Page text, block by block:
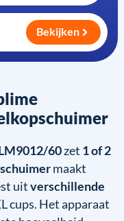
60zet 1 of 2
maakt
uitverschillende
cups. Het apparaat
Bekijken